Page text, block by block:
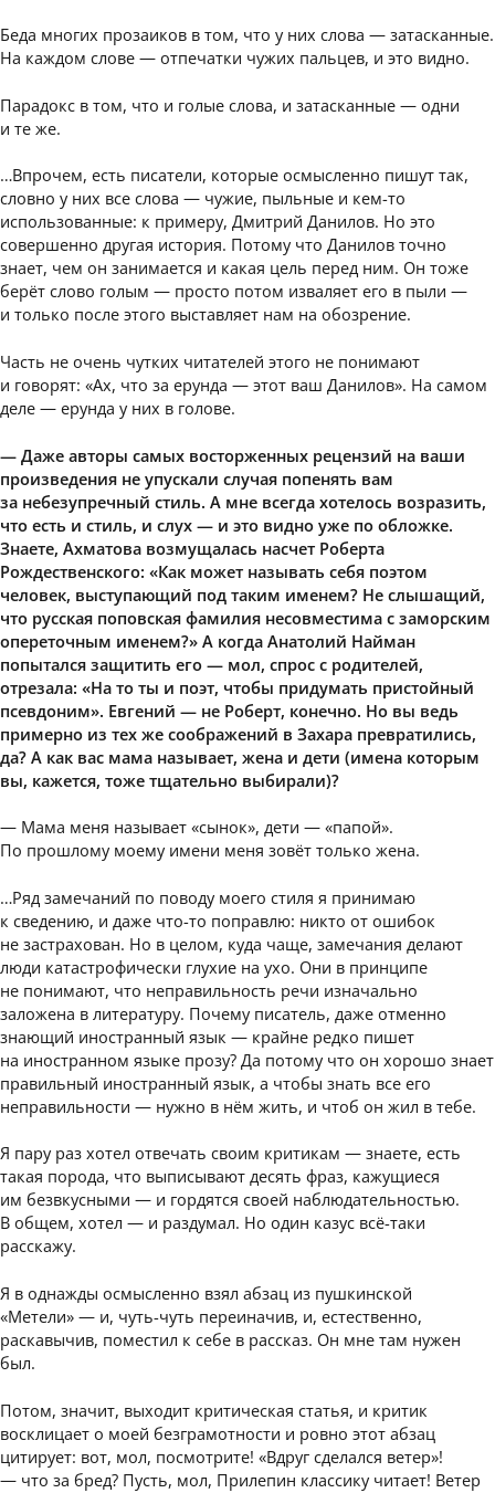
Беда многих прозаиков в том, что у них слова — затасканные.
На каждом слове — отпечатки чужих пальцев, и это видно.
Парадокс в том, что и голые слова, и затасканные — одни
и те же.
…Впрочем, есть писатели, которые осмысленно пишут так,
словно у них все слова — чужие, пыльные и кем-то
использованные: к примеру, Дмитрий Данилов. Но это
совершенно другая история. Потому что Данилов точно
знает, чем он занимается и какая цель перед ним. Он тоже
берёт слово голым — просто потом изваляет его в пыли —
и только после этого выставляет нам на обозрение.
Часть не очень чутких читателей этого не понимают
и говорят: «Ах, что за ерунда — этот ваш Данилов». На самом
деле — ерунда у них в голове.
— Даже авторы самых восторженных рецензий на ваши
произведения не упускали случая попенять вам
за небезупречный стиль. А мне всегда хотелось возразить,
что есть и стиль, и слух — и это видно уже по обложке.
Знаете, Ахматова возмущалась насчет Роберта
Рождественского: «Как может называть себя поэтом
человек, выступающий под таким именем? Не слышащий,
что русская поповская фамилия несовместима с заморским
опереточным именем?» А когда Анатолий Найман
попытался защитить его — мол, спрос с родителей,
отрезала: «На то ты и поэт, чтобы придумать пристойный
псевдоним». Евгений — не Роберт, конечно. Но вы ведь
примерно из тех же соображений в Захара превратились,
да? А как вас мама называет, жена и дети (имена которым
вы, кажется, тоже тщательно выбирали)?
— Мама меня называет «сынок», дети — «папой».
По прошлому моему имени меня зовёт только жена.
…Ряд замечаний по поводу моего стиля я принимаю
к сведению, и даже что-то поправлю: никто от ошибок
не застрахован. Но в целом, куда чаще, замечания делают
люди катастрофически глухие на ухо. Они в принципе
не понимают, что неправильность речи изначально
заложена в литературу. Почему писатель, даже отменно
знающий иностранный язык — крайне редко пишет
на иностранном языке прозу? Да потому что он хорошо знает
правильный иностранный язык, а чтобы знать все его
неправильности — нужно в нём жить, и чтоб он жил в тебе.
Я пару раз хотел отвечать своим критикам — знаете, есть
такая порода, что выписывают десять фраз, кажущиеся
им безвкусными — и гордятся своей наблюдательностью.
В общем, хотел — и раздумал. Но один казус всё-таки
расскажу.
Я в однажды осмысленно взял абзац из пушкинской
«Метели» — и, чуть-чуть переиначив, и, естественно,
раскавычив, поместил к себе в рассказ. Он мне там нужен
был.
Потом, значит, выходит критическая статья, и критик
восклицает о моей безграмотности и ровно этот абзац
цитирует: вот, мол, посмотрите! «Вдруг сделался ветер»!
— что за бред? Пусть, мол, Прилепин классику читает! Ветер